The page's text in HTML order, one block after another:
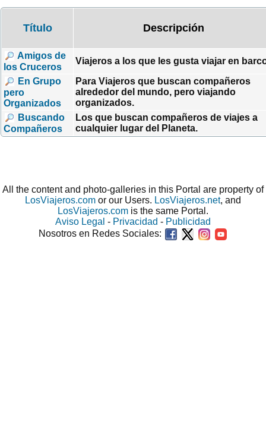
Título Descripción
Amigos de
los Cruceros
Viajeros a los que les gusta viajar en
En Grupo
pero
Organizados
Para Viajeros que buscan compañeros
alrededor del mundo, pero viajando
organizados.
Buscando
Compañeros
Los que buscan compañeros de viajes a
cualquier lugar del Planeta.
All the content and photo-galleries in this Portal are property of
LosViajeros.com or our Users. LosViajeros.net, and
LosViajeros.com is the same Portal.
Aviso Legal - Privacidad - Publicidad
Nosotros en Redes Sociales: